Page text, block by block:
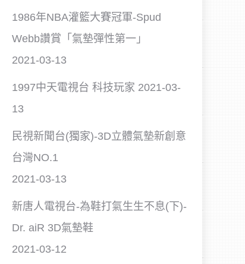
1986年NBA灌籃大賽冠軍-Spud
Webb讚賞「氣墊彈性第一」
2021-03-13
1997中天電視台 科技玩家 2021-03-
13
民視新聞台(獨家)-3D立體氣墊新創意
台灣NO.1
2021-03-13
新唐人電視台-為鞋打氣生生不息(下)-
Dr. aiR 3D氣墊鞋
2021-03-12